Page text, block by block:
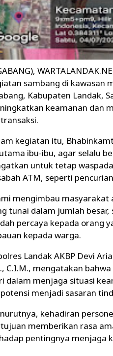
sambang di kawasan
Kabupaten Landak,
keamanan dan
kegiatan itu,
ibu-ibu, agar selalu
untuk tetap
ATM, seperti
mengimbau masyarakat
tunai dalam jumlah
percaya kepada orang
kepada warga.
Landak AKBP Devi
C.I.M., mengatakan
dalam menjaga situasi
menjadi sasaran
kehadiran
memberikan rasa
pentingnya menjaga